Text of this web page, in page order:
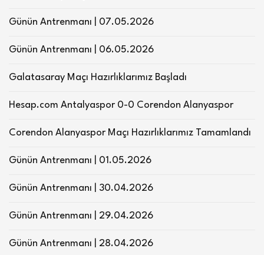
Günün Antrenmanı | 07.05.2026
Günün Antrenmanı | 06.05.2026
Galatasaray Maçı Hazırlıklarımız Başladı
Hesap.com Antalyaspor 0-0 Corendon Alanyaspor
Corendon Alanyaspor Maçı Hazırlıklarımız Tamamlandı
Günün Antrenmanı | 01.05.2026
Günün Antrenmanı | 30.04.2026
Günün Antrenmanı | 29.04.2026
Günün Antrenmanı | 28.04.2026